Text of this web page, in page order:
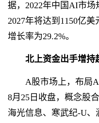
据，2022年中国AI市场
2027年将达到1150亿
增长率为29.2%。
北上资金出手增持
A股市场上，布局
8月25日收盘，概念股
海光信息、寒武纪-U、